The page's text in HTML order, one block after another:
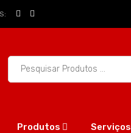
Produtos Serviços